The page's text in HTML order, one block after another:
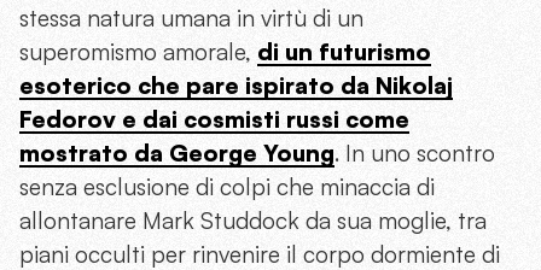
stessa natura umana in virtù di un
superomismo amorale, di un futurismo
esoterico che pare ispirato da Nikolaj
Fedorov e dai cosmisti russi come
mostrato da George Young. In uno scontro
senza esclusione di colpi che minaccia di
allontanare Mark Studdock da sua moglie, tra
piani occulti per rinvenire il corpo dormiente di